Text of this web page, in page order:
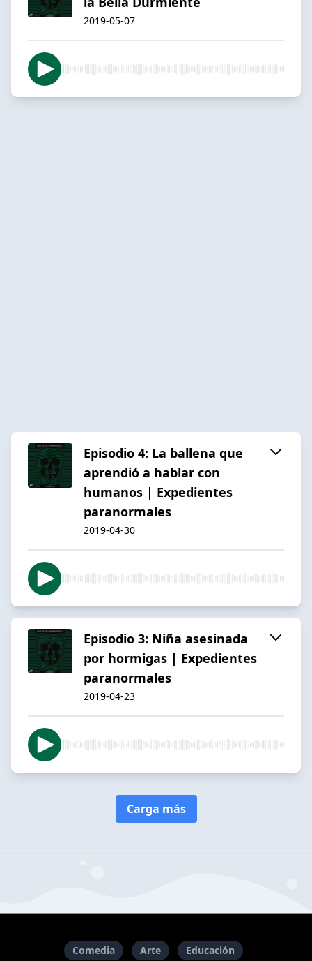
2019-05-07
Episodio 4: La ballena que
aprendió a hablar con
humanos | Expedientes
paranormales
2019-04-30
Episodio 3: Niña asesinada
por hormigas | Expedientes
paranormales
2019-04-23
Carga más
Comedia Arte Educación